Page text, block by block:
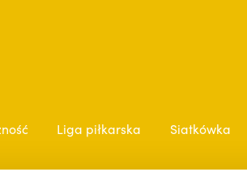
Liga piłkarska Siatkówka